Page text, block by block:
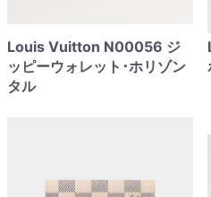
Louis Vuitton N00056 ジ
ッピーウォレット･ホリゾン
タル